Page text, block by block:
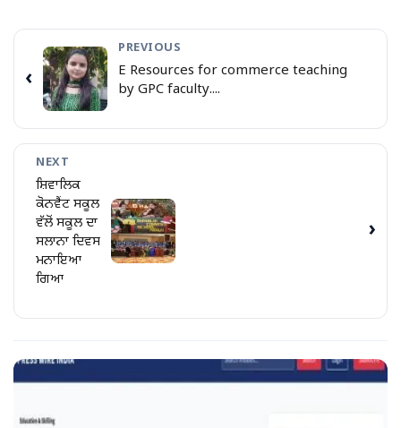
‹
PREVIOUS
E Resources for commerce teaching
by GPC faculty....
NEXT
ਸ਼ਿਵਾਲਿਕ
ਕੋਨਵੈਂਟ ਸਕੂਲ
ਵੱਲੋਂ ਸਕੂਲ ਦਾ
ਸਲਾਨਾ ਦਿਵਸ
ਮਨਾਇਆ
ਗਿਆ
›